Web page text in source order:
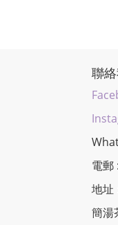
聯
電
地址
簡湯